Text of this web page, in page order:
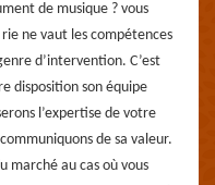
de musique ? vous
ne vaut les compétences
d’intervention. C’est
disposition son équipe
l’expertise de votre
de sa valeur.
marché au cas où vous